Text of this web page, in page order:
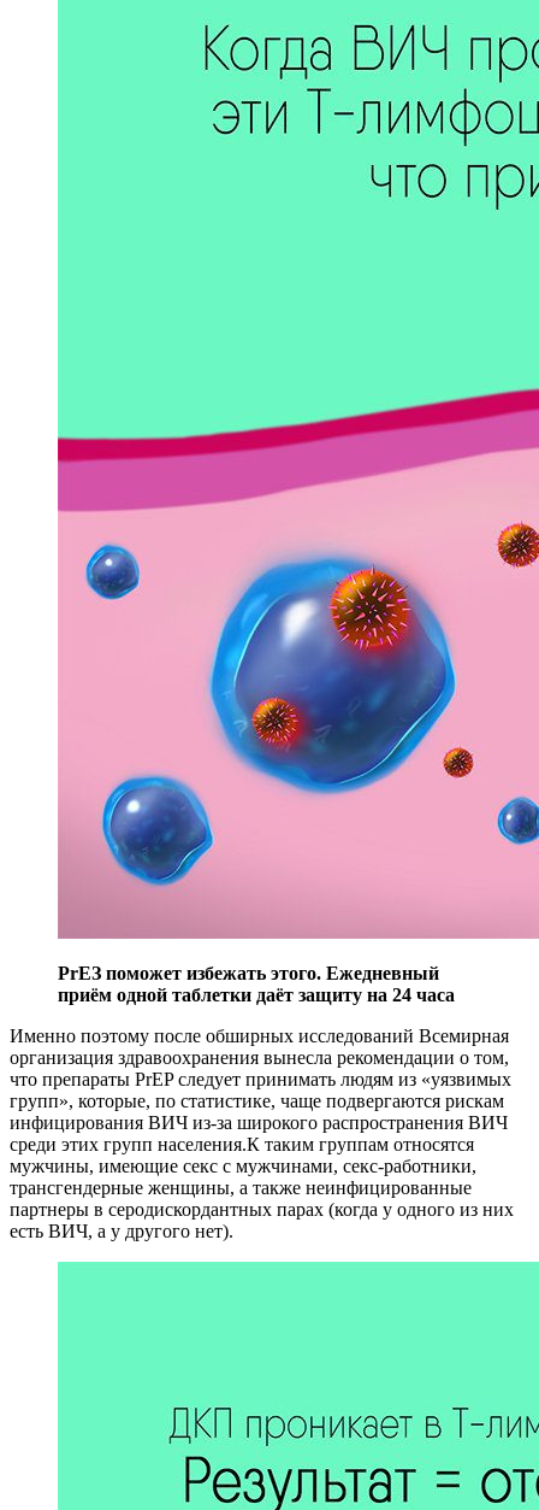
PrEЗ поможет избежать этого. Ежедневный
приём одной таблетки даёт защиту на 24 часа
Именно поэтому после обширных исследований Всемирная
организация здравоохранения вынесла рекомендации о том,
что препараты PrEP следует принимать людям из «уязвимых
групп», которые, по статистике, чаще подвергаются рискам
инфицирования ВИЧ из-за широкого распространения ВИЧ
среди этих групп населения.К таким группам относятся
мужчины, имеющие секс с мужчинами, секс-работники,
трансгендерные женщины, а также неинфицированные
партнеры в серодискордантных парах (когда у одного из них
есть ВИЧ, а у другого нет).